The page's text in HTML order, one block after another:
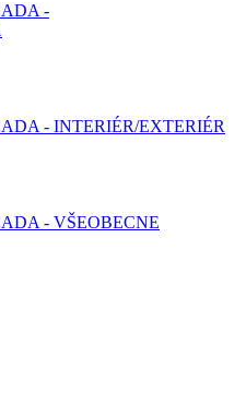
-
- INTERIÉR/EXTERIÉR
- VŠEOBECNE